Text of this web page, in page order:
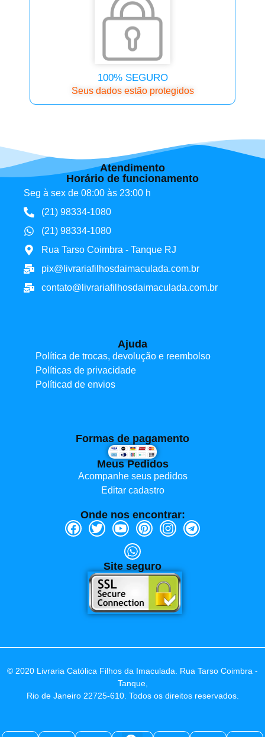
100% SEGURO
Seus dados estão protegidos
Atendimento
Horário de funcionamento
Seg à sex de 08:00 às 23:00 h
(21) 98334-1080
(21) 98334-1080
Rua Tarso Coimbra - Tanque RJ
pix@livrariafilhosdaimaculada.com.br
contato@livrariafilhosdaimaculada.com.br
Ajuda
Política de trocas, devolução e reembolso
Políticas de privacidade
Políticad de envios
Formas de pagamento
Meus Pedidos
Acompanhe seus pedidos
Editar cadastro
Onde nos encontrar:
Site seguro
© 2020 Livraria Católica Filhos da Imaculada. Rua Tarso Coimbra -
Tanque,
Rio de Janeiro 22725-610. Todos os direitos reservados.